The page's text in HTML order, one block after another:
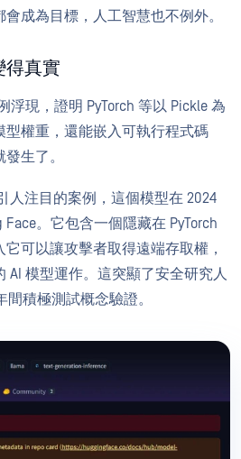
成為目標，人工智慧也不例外。
得真實
浮現，證明 PyTorch 等以 Pickle 為
型權重，還能嵌入可執行程式碼
生了。
人注目的案例，這個模型在 2024
。它包含一個隱藏在 PyTorch
可以讓攻擊者取得遠端存取權，
AI 模型運作。這突顯了安全研究人
間積極測試概念驗證。